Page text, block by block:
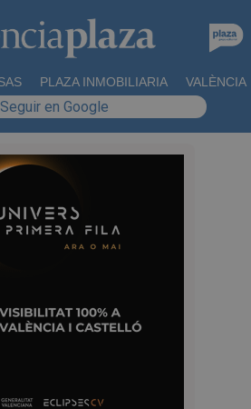
PLAZA INMOBILIARIA VALÈNCIA
en Google